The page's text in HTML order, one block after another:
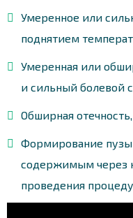
Умеренное или
поднятием
Умеренная или
и сильный болевой
Обширная
Формирование
содержимым через
проведения